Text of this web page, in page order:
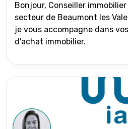
Bonjour, Conseiller immobilier du réseau IAD sur le
secteur de Beaumont les
je vous accompagne dans
d'achat immobilier.